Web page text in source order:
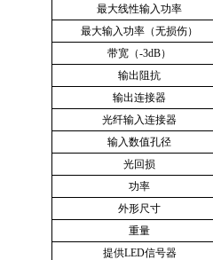
最大线性输入功率
最大输入功率（无损伤）
带宽（-3dB）
输出阻抗
输出连接器
光纤输入连接器
输入数值孔径
光回损
功率
外形尺寸
重量
提供LED信号器